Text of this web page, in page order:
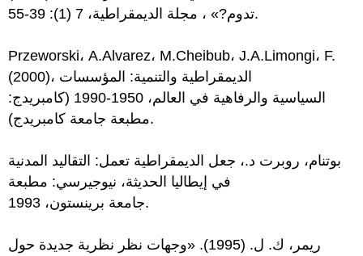
تدوم?» ، مجلة الديمقراطية، 7 (1): 39-55.
Przeworski، A.Alvarez، M.Cheibub، J.A.Limongi، F.
(2000)، الديمقراطية والتنمية: المؤسسات
السياسية والرفاهية في العالم، 1950-1990 (كامبريدج:
مطبعة جامعة كامبريدج).
بوتنام، روبرت د.، جعل الديمقراطية تعمل: التقاليد المدنية
في إيطاليا الحديثة، نيوجيرسي: مطبعة
جامعة برينستون، 1993.
ريمر، ك. ل. (1995). «وجهات نظر نظرية جديدة حول